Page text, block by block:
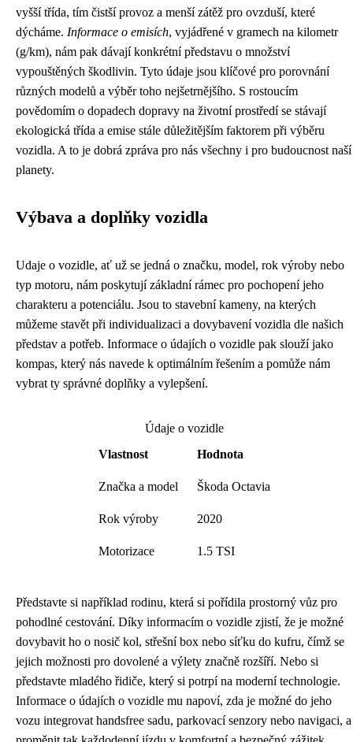
vyšší třída, tím čistší provoz a menší zátěž pro ovzduší, které
dýcháme. Informace o emisích, vyjádřené v gramech na kilometr
(g/km), nám pak dávají konkrétní představu o množství
vypouštěných škodlivin. Tyto údaje jsou klíčové pro porovnání
různých modelů a výběr toho nejšetrnějšího. S rostoucím
povědomím o dopadech dopravy na životní prostředí se stávají
ekologická třída a emise stále důležitějším faktorem při výběru
vozidla. A to je dobrá zpráva pro nás všechny i pro budoucnost naší
planety.
Výbava a doplňky vozidla
Udaje o vozidle, ať už se jedná o značku, model, rok výroby nebo
typ motoru, nám poskytují základní rámec pro pochopení jeho
charakteru a potenciálu. Jsou to stavební kameny, na kterých
můžeme stavět při individualizaci a dovybavení vozidla dle našich
představ a potřeb. Informace o údajích o vozidle pak slouží jako
kompas, který nás navede k optimálním řešením a pomůže nám
vybrat ty správné doplňky a vylepšení.
Údaje o vozidle
Vlastnost
Hodnota
Značka a model Škoda Octavia
Rok výroby 2020
Motorizace 1.5 TSI
Představte si například rodinu, která si pořídila prostorný vůz pro
pohodlné cestování. Díky informacím o vozidle zjistí, že je možné
dovybavit ho o nosič kol, střešní box nebo síťku do kufru, čímž se
jejich možnosti pro dovolené a výlety značně rozšíří. Nebo si
představte mladého řidiče, který si potrpí na moderní technologie.
Informace o údajích o vozidle mu napoví, zda je možné do jeho
vozu integrovat handsfree sadu, parkovací senzory nebo navigaci, a